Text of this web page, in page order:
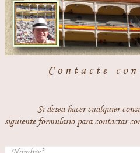
Contacte
Si desea hacer cualquier
siguiente formulario para contactar